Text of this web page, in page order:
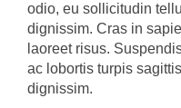
odio, eu sollicitudin
dignissim. Cras in
laoreet risus.
ac lobortis turpis
dignissim.